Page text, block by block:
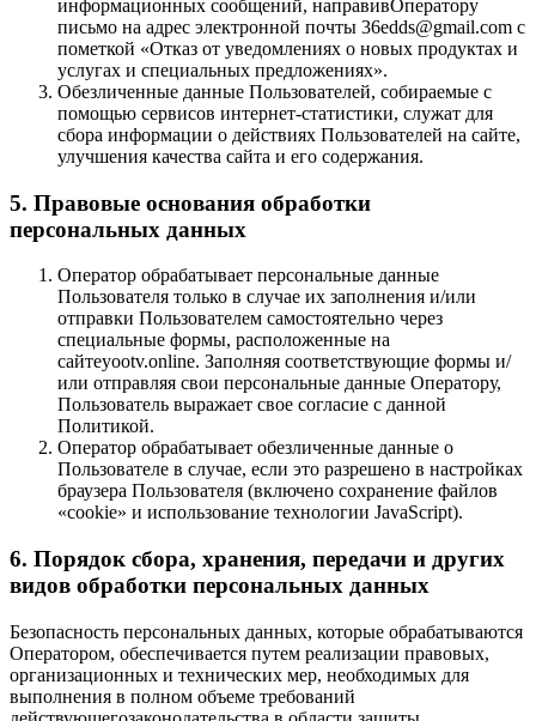
информационных сообщений, направивОператору
письмо на адрес электронной почты 36edds@gmail.com с
пометкой «Отказ от уведомлениях о новых продуктах и
услугах и специальных предложениях».
Обезличенные данные Пользователей, собираемые с
помощью сервисов интернет-статистики, служат для
сбора информации о действиях Пользователей на сайте,
улучшения качества сайта и его содержания.
5. Правовые основания обработки
персональных данных
Оператор обрабатывает персональные данные
Пользователя только в случае их заполнения и/или
отправки Пользователем самостоятельно через
специальные формы, расположенные на
сайтеyootv.online. Заполняя соответствующие формы и/
или отправляя свои персональные данные Оператору,
Пользователь выражает свое согласие с данной
Политикой.
Оператор обрабатывает обезличенные данные о
Пользователе в случае, если это разрешено в настройках
браузера Пользователя (включено сохранение файлов
«cookie» и использование технологии JavaScript).
6. Порядок сбора, хранения, передачи и других
видов обработки персональных данных
Безопасность персональных данных, которые обрабатываются
Оператором, обеспечивается путем реализации правовых,
организационных и технических мер, необходимых для
выполнения в полном объеме требований